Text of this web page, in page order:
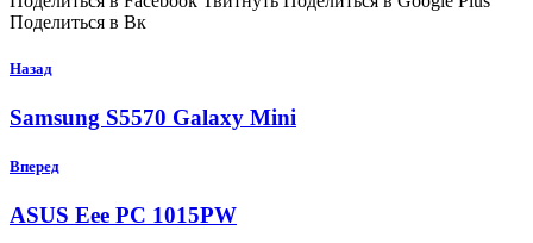
Поделиться в Вк
Назад
Samsung S5570 Galaxy Mini
Вперед
ASUS Eee PC 1015PW